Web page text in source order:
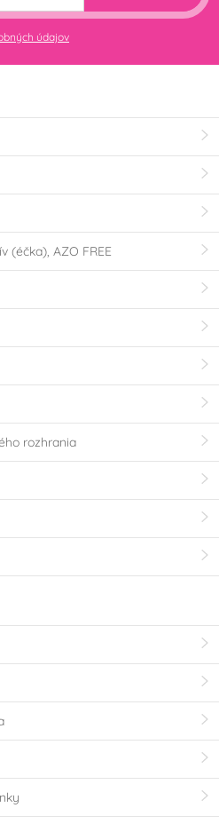
údajov
(éčka), AZO FREE
rozhrania